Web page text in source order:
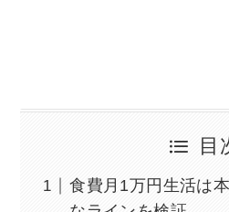
目
食費月1万円生活は